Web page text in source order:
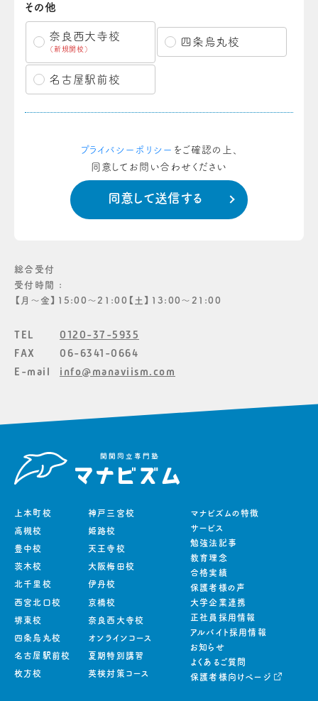
その他
奈良西大寺校
（新規開校）
四条烏丸校
名古屋駅前校
プライバシーポリシー をご確認の上、
同意してお問い合わせください
総合受付
受付時間 :
【月〜金】15:00〜21:00【土】13:00〜21:00
TEL
0120-37-5935
FAX
06-6341-0664
E-mail
info@manaviism.com
上本町校
高槻校
豊中校
茨木校
北千里校
西宮北口校
堺東校
四条烏丸校
名古屋駅前校
枚方校
神戸三宮校
姫路校
天王寺校
大阪梅田校
伊丹校
京橋校
奈良西大寺校
オンラインコース
夏期特別講習
英検対策コース
マナビズムの特徴
サービス
勉強法記事
教育理念
合格実績
保護者様の声
大学企業連携
正社員採用情報
アルバイト採用情報
お知らせ
よくあるご質問
保護者様向けページ